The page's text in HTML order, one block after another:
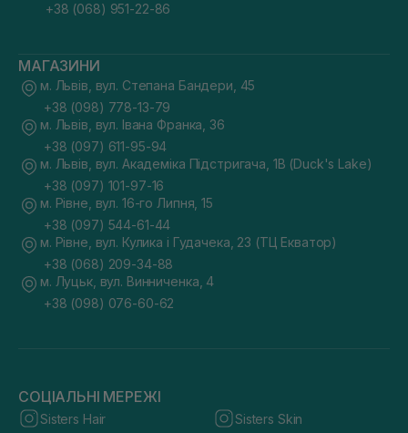
+38 (068) 951-22-86
МАГАЗИНИ
м. Львів, вул. Степана Бандери, 45
+38 (098) 778-13-79
м. Львів, вул. Івана Франка, 36
+38 (097) 611-95-94
м. Львів, вул. Академіка Підстригача, 1В (Duck's Lake)
+38 (097) 101-97-16
м. Рівне, вул. 16-го Липня, 15
+38 (097) 544-61-44
м. Рівне, вул. Кулика і Гудачека, 23 (ТЦ Екватор)
+38 (068) 209-34-88
м. Луцьк, вул. Винниченка, 4
+38 (098) 076-60-62
СОЦІАЛЬНІ МЕРЕЖІ
Sisters Hair Sisters Skin